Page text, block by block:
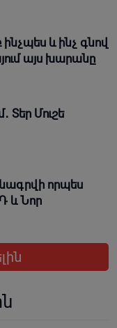
և ինչ գնով
այս խարանը
Մուշե
որպես
և Նոր